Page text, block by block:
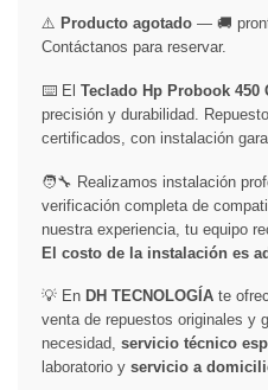
⚠️ Producto agotado — 🚚
Contáctanos para reservar.
⌨️ El Teclado Hp Probook 450
precisión y durabilidad.
certificados, con instalación
🧑‍🔧 Realizamos instalación
verificación completa de
nuestra experiencia, tu equipo
El costo de la instalación es
💡 En DH TECNOLOGÍA te
venta de repuestos originales y
necesidad, servicio técnico
laboratorio y servicio a